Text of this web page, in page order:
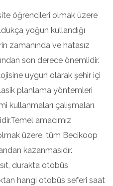
öğrencileri olmak üzere
yoğun kullandığı
zamanında ve hatasız
son derece önemlidir.
uygun olarak şehir içi
planlama yöntemleri
çalışmaları
amacımız
üzere, tüm Becikoop
kazanmasıdır.
durakta otobüs
hangi otobüs seferi saat